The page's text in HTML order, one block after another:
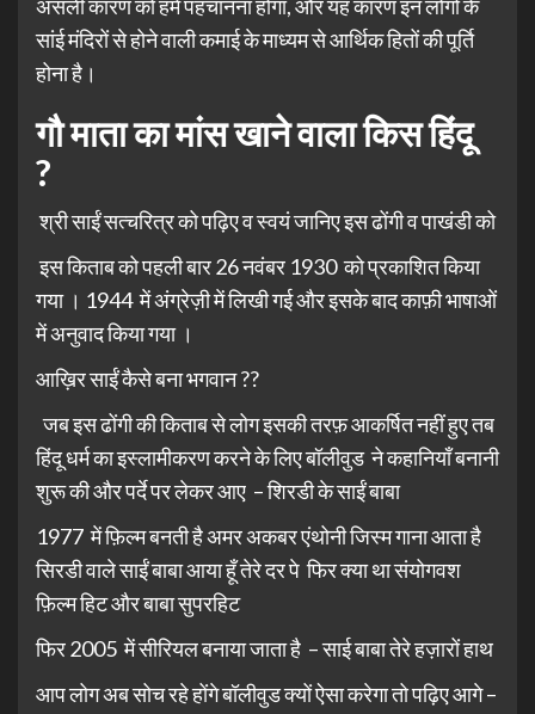
असली कारण को हमें पहचानना होगा, और यह कारण इन लोगों के
सांई मंदिरों से होने वाली कमाई के माध्यम से आर्थिक हितों की पूर्ति
होना है।
गौ माता का मांस खाने वाला किस हिंदू
?
श्री साईं सत्चरित्र को पढ़िए व स्वयं जानिए इस ढोंगी व पाखंडी को
इस किताब को पहली बार 26 नवंबर 1930 को प्रकाशित किया
गया । 1944 में अंग्रेज़ी में लिखी गई और इसके बाद काफ़ी भाषाओं
में अनुवाद किया गया ।
आख़िर साईं कैसे बना भगवान ??
जब इस ढोंगी की किताब से लोग इसकी तरफ़ आकर्षित नहीं हुए तब
हिंदू धर्म का इस्लामीकरण करने के लिए बॉलीवुड ने कहानियाँ बनानी
शुरू की और पर्दे पर लेकर आए – शिरडी के साईं बाबा
1977 में फ़िल्म बनती है अमर अकबर एंथोनी जिस्म गाना आता है
सिरडी वाले साईं बाबा आया हूँ तेरे दर पे फिर क्या था संयोगवश
फ़िल्म हिट और बाबा सुपरहिट
फिर 2005 में सीरियल बनाया जाता है – साई बाबा तेरे हज़ारों हाथ
आप लोग अब सोच रहे होंगे बॉलीवुड क्यों ऐसा करेगा तो पढ़िए आगे –